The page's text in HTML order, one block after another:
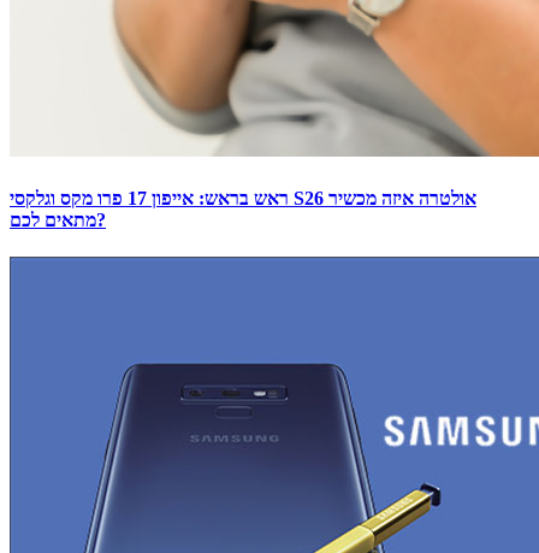
ראש בראש: אייפון 17 פרו מקס וגלקסי S26 אולטרה איזה מכשיר
מתאים לכם?